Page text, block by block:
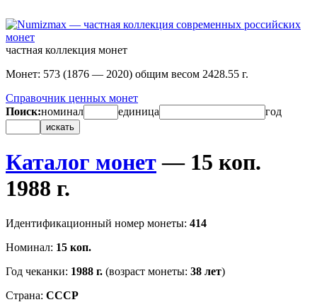
частная коллекция монет
Монет: 573 (1876 — 2020) общим весом 2428.55 г.
Справочник ценных монет
Поиск:номинал единица год
искать
Каталог монет— 15 коп.
1988 г.
Идентификационный номер монеты: 414
Номинал: 15 коп.
Год чеканки: 1988 г. (возраст монеты: 38 лет)
Страна: СССР